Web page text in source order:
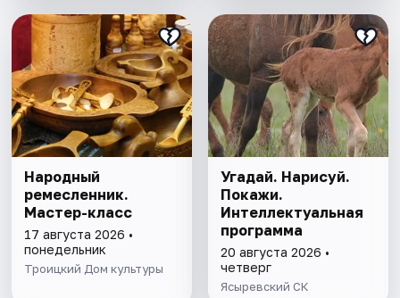
Народный
ремесленник.
Мастер-класс
17 августа 2026 •
понедельник
Троицкий Дом культуры
Угадай. Нарисуй.
Покажи.
Интеллектуальная
программа
20 августа 2026 •
четверг
Ясыревский СК